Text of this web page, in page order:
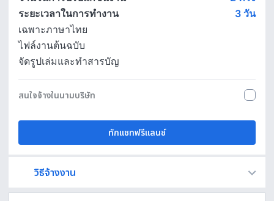
ระยะเวลาในการทำงาน
3 วัน
เฉพาะภาษาไทย
ไฟล์งานต้นฉบับ
จัดรูปเล่มและทำสารบัญ
สนใจจ้างในนามบริษัท
ทักแชทฟรีแลนซ์
วิธีจ้างงาน